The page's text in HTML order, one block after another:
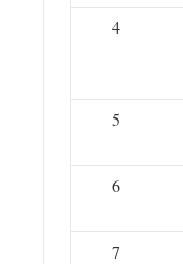
4
5
6
7